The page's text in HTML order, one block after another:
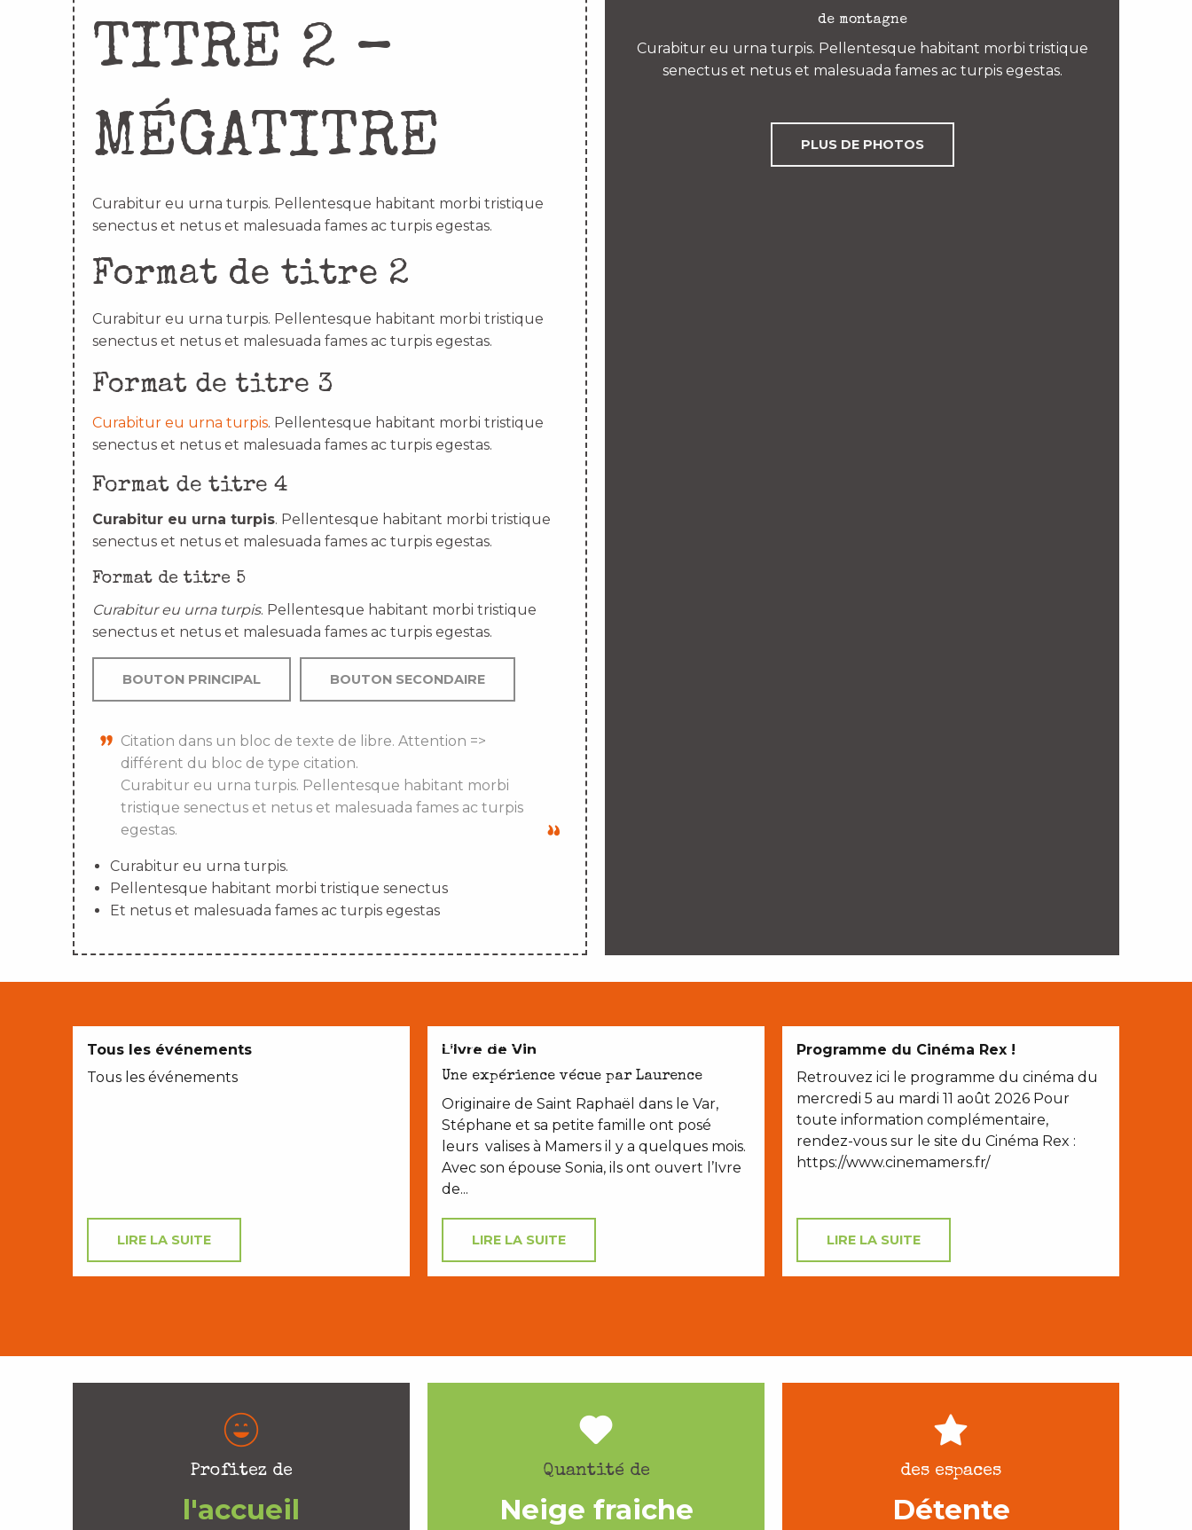
TITRE 2 –
MÉGATITRE
Curabitur eu urna turpis. Pellentesque habitant morbi tristique
senectus et netus et malesuada fames ac turpis egestas.
Format de titre 2
Curabitur eu urna turpis. Pellentesque habitant morbi tristique
senectus et netus et malesuada fames ac turpis egestas.
Format de titre 3
Curabitur eu urna turpis. Pellentesque habitant morbi tristique
senectus et netus et malesuada fames ac turpis egestas.
Format de titre 4
Curabitur eu urna turpis. Pellentesque habitant morbi tristique
senectus et netus et malesuada fames ac turpis egestas.
Format de titre 5
Curabitur eu urna turpis. Pellentesque habitant morbi tristique
senectus et netus et malesuada fames ac turpis egestas.
BOUTON PRINCIPAL BOUTON SECONDAIRE
Citation dans un bloc de texte de libre. Attention =>
différent du bloc de type citation.
Curabitur eu urna turpis. Pellentesque habitant morbi
tristique senectus et netus et malesuada fames ac turpis
egestas.
Curabitur eu urna turpis.
Pellentesque habitant morbi tristique senectus
Et netus et malesuada fames ac turpis egestas
de montagne
Curabitur eu urna turpis. Pellentesque habitant morbi tristique
senectus et netus et malesuada fames ac turpis egestas.
PLUS DE PHOTOS
Tous les événements
Tous les événements
LIRE LA SUITE
CROQUER NOTRE TERROIR
L’Ivre de Vin
Une expérience vécue par Laurence
Originaire de Saint Raphaël dans le Var,
Stéphane et sa petite famille ont posé
leurs valises à Mamers il y a quelques mois.
Avec son épouse Sonia, ils ont ouvert l’Ivre
de...
LIRE LA SUITE
Programme du Cinéma Rex !
Retrouvez ici le programme du cinéma du
mercredi 5 au mardi 11 août 2026 Pour
toute information complémentaire,
rendez-vous sur le site du Cinéma Rex :
https://www.cinemamers.fr/
LIRE LA SUITE
Profitez de
l'accueil
Quantité de
Neige fraiche
des espaces
Détente